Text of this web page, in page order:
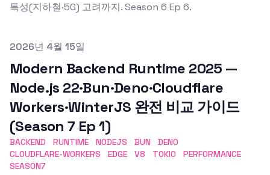
특성(지하철·5G) 고려까지. Season 6 Ep 6.
Published on
2026년 4월 15일
Modern Backend Runtime 2025 —
Node.js 22·Bun·Deno·Cloudflare
Workers·WinterJS 완전 비교 가이드
(Season 7 Ep 1)
BACKEND RUNTIME NODEJS BUN
DENO
CLOUDFLARE-WORKERS
EDGE V8 TOKIO
PERFORMANCE
SEASON7